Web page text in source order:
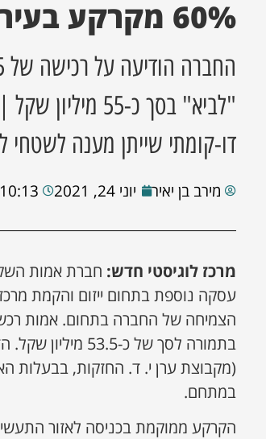
60% מקרקע בעיר
"לביא" בסך כ-
דו-קומתי שייתן מענה לשטחי
מירב בן יאיר יוני 24, 2021 10:13 am
מרכז לוגיסטי חדש: חברת אמות
עסקה נוספת בתחום ייזום והקמת
בתמורה לסך של כ-
במתחם.
הקרקע ממוקמת בכניסה לאזור